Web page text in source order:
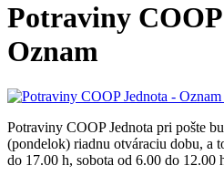
Potraviny
Oznam
Potraviny COOP Jednota pri pošte
(pondelok) riadnu otváraciu dobu, a
do 17.00 h, sobota od 6.00 do 12.00